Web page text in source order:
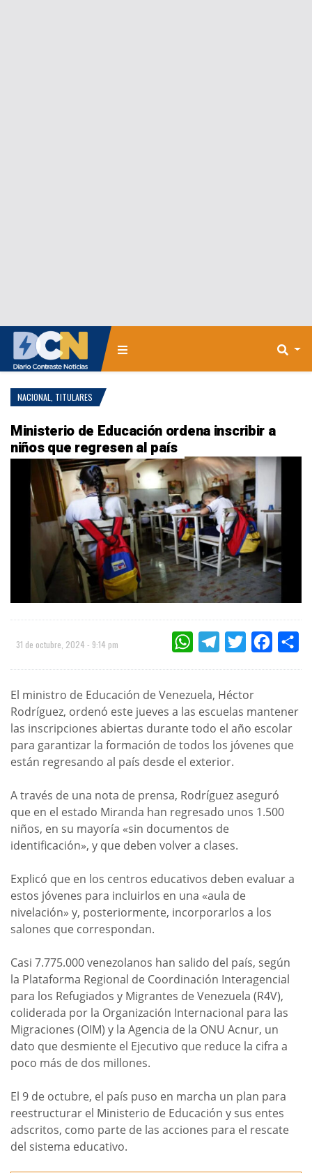
NACIONAL TITULARES
Ministerio de Educación ordena inscribir a
niños que regresen al país
31 de octubre, 2024 - 9:14 pm WHATSAPPTELEGRAMTWITTER
El ministro de Educación de Venezuela, Héctor
Rodríguez, ordenó este jueves a las escuelas mantener
las inscripciones abiertas durante todo el año escolar
para garantizar la formación de todos los jóvenes que
están regresando al país desde el exterior.
A través de una nota de prensa, Rodríguez aseguró
que en el estado Miranda han regresado unos 1.500
niños, en su mayoría «sin documentos de
identificación», y que deben volver a clases.
Explicó que en los centros educativos deben evaluar a
estos jóvenes para incluirlos en una «aula de
nivelación» y, posteriormente, incorporarlos a los
salones que correspondan.
Casi 7.775.000 venezolanos han salido del país, según
la Plataforma Regional de Coordinación Interagencial
para los Refugiados y Migrantes de Venezuela (R4V),
coliderada por la Organización Internacional para las
Migraciones (OIM) y la Agencia de la ONU Acnur, un
dato que desmiente el Ejecutivo que reduce la cifra a
poco más de dos millones.
El 9 de octubre, el país puso en marcha un plan para
reestructurar el Ministerio de Educación y sus entes
adscritos, como parte de las acciones para el rescate
del sistema educativo.